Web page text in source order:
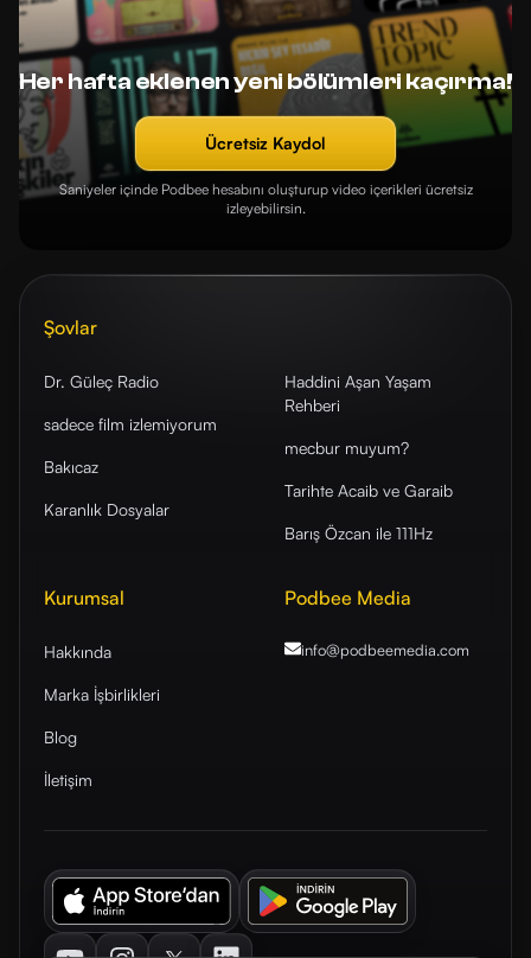
Her hafta eklenen yeni bölümleri kaçırma!
Ücretsiz Kaydol
Saniyeler içinde Podbee hesabını oluşturup video içerikleri ücretsiz
izleyebilirsin.
Şovlar
Dr. Güleç Radio
sadece film izlemiyorum
Bakıcaz
Karanlık Dosyalar
Haddini Aşan Yaşam
Rehberi
mecbur muyum?
Tarihte Acaib ve Garaib
Barış Özcan ile 111Hz
Kurumsal
Hakkında
Marka İşbirlikleri
Blog
İletişim
Podbee Media
info@podbeemedia.com